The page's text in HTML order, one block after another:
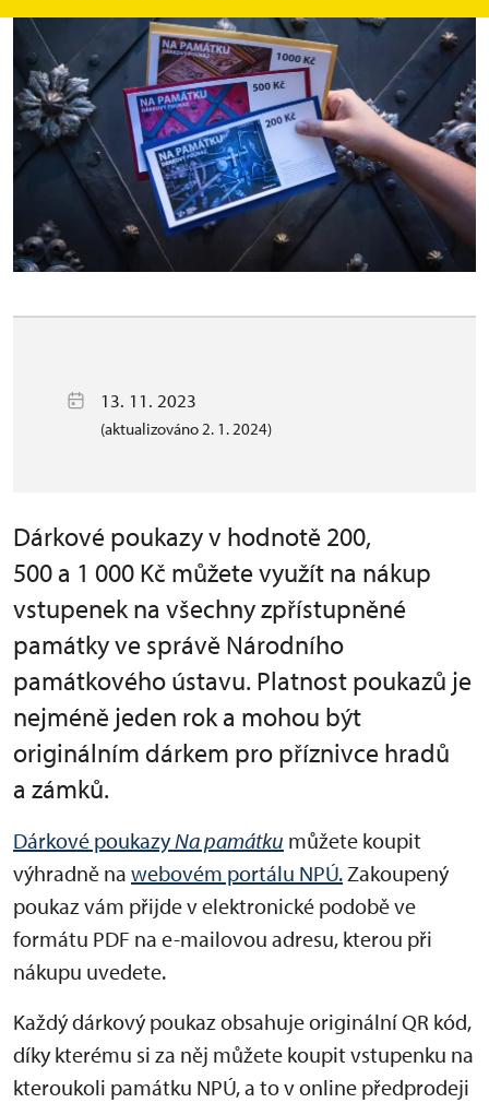
13. 11. 2023
(aktualizováno 2. 1. 2024)
Dárkové poukazy v hodnotě 200,
500 a 1 000 Kč můžete využít na nákup
vstupenek na všechny zpřístupněné
památky ve správě Národního
památkového ústavu. Platnost poukazů je
nejméně jeden rok a mohou být
originálním dárkem pro příznivce hradů
a zámků.
Dárkové poukazyNa památku můžete koupit
výhradně na webovém portálu NPÚ. Zakoupený
poukaz vám přijde v elektronické podobě ve
formátu PDF na e-mailovou adresu, kterou při
nákupu uvedete.
Každý dárkový poukaz obsahuje originální QR kód,
díky kterému si za něj můžete koupit vstupenku na
kteroukoli památku NPÚ, a to v online předprodeji